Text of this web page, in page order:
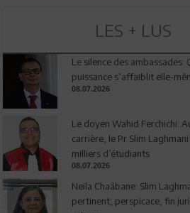
LES + LUS
Le silence des ambassades:
puissance s’affaiblit elle-
08.07.2026
Le doyen Wahid Ferchichi:
carrière, le Pr Slim
milliers d’étudiants
08.07.2026
Neila Chaâbane: Slim
pertinent, perspicace, fin